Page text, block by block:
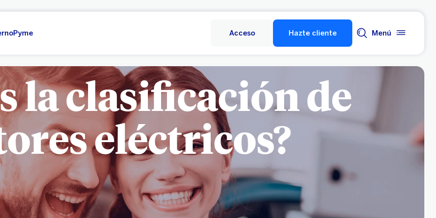
Pyme Acceso Hazte cliente Menú
la clasificación de
eléctricos?